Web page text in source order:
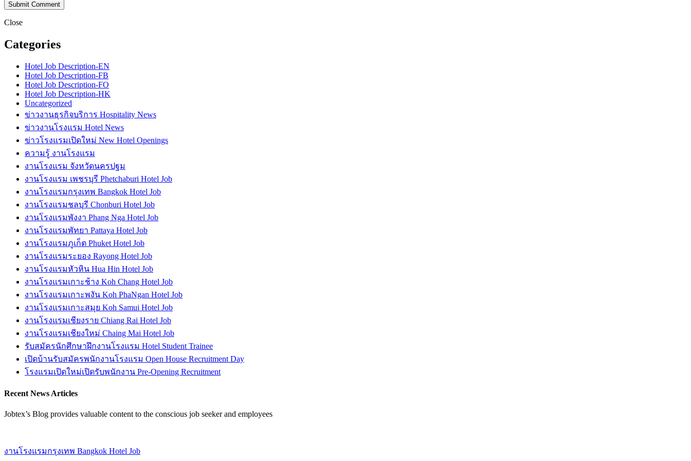
Close
Categories
Hotel Job Description-EN
Hotel Job Description-FB
Hotel Job Description-FO
Hotel Job Description-HK
Uncategorized
ข่าวงานธุรกิจบริการ Hospitality News
ข่าวงานโรงแรม Hotel News
ข่าวโรงแรมเปิดใหม่ New Hotel Openings
ความรู้ งานโรงแรม
งานโรงแรม จังหวัดนครปฐม
งานโรงแรม เพชรบุรี Phetchaburi Hotel Job
งานโรงแรมกรุงเทพ Bangkok Hotel Job
งานโรงแรมชลบุรี Chonburi Hotel Job
งานโรงแรมพังงา Phang Nga Hotel Job
งานโรงแรมพัทยา Pattaya Hotel Job
งานโรงแรมภูเก็ต Phuket Hotel Job
งานโรงแรมระยอง Rayong Hotel Job
งานโรงแรมหัวหิน Hua Hin Hotel Job
งานโรงแรมเกาะช้าง Koh Chang Hotel Job
งานโรงแรมเกาะพงัน Koh PhaNgan Hotel Job
งานโรงแรมเกาะสมุย Koh Samui Hotel Job
งานโรงแรมเชียงราย Chiang Rai Hotel Job
งานโรงแรมเชียงใหม่ Chaing Mai Hotel Job
รับสมัครนักศึกษาฝึกงานโรงแรม Hotel Student Trainee
เปิดบ้านรับสมัครพนักงานโรงแรม Open House Recruitment Day
โรงแรมเปิดใหม่เปิดรับพนักงาน Pre-Opening Recruitment
Recent News Articles
Jobtex’s Blog provides valuable content to the conscious job seeker and employees
งานโรงแรมกรุงเทพ Bangkok Hotel Job